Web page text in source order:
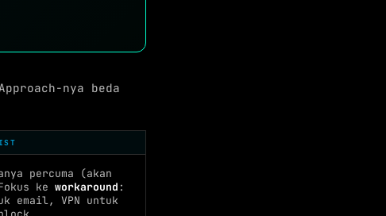
nya beda
percuma (akan
ke workaround :
email, VPN untuk